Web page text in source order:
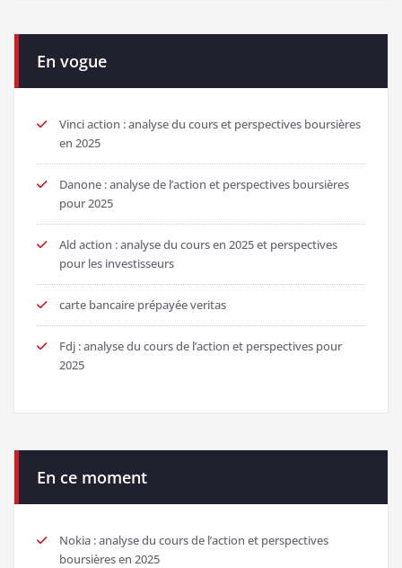
En vogue
Vinci action : analyse du cours et perspectives boursières
en 2025
Danone : analyse de l’action et perspectives boursières
pour 2025
Ald action : analyse du cours en 2025 et perspectives
pour les investisseurs
carte bancaire prépayée veritas
Fdj : analyse du cours de l’action et perspectives pour
2025
En ce moment
Nokia : analyse du cours de l’action et perspectives
boursières en 2025